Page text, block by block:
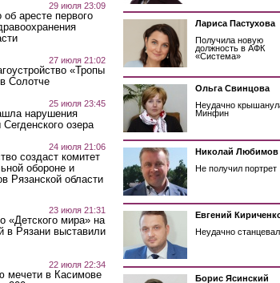
29 июля 23:09
аресте первого
27 июля 21:02
«Тропы
Солотче
25 июля 23:45
нарушения
озера
24 июля 21:06
создаст комитет
обороне и
Рязанской области
23 июля 21:31
«Детского мира» на
в Рязани выставили
22 июля 22:34
мечети в Касимове
Лариса Пастухова
Получила новую
должность в АФК
«Система»
Ольга Свинцова
Неудачно
Минфин
Николай Любимов
Не получил портрет
Евгений
Неудачно станцевал
Борис Ясинский